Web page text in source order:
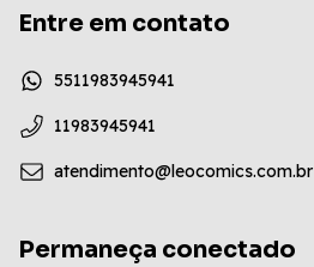
Entre em contato
5511983945941
11983945941
atendimento@leocomics.com.br
Permaneça conectado